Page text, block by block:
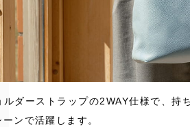
ルダーストラップの2WAY仕様で、持
ンで活躍します。